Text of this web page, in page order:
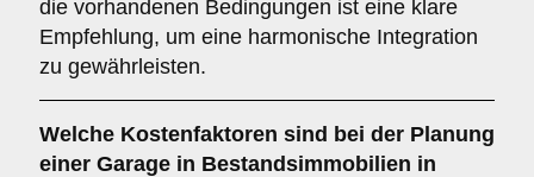
die vorhandenen Bedingungen ist eine klare
Empfehlung, um eine harmonische Integration
zu gewährleisten.
Welche Kostenfaktoren sind bei der Planung
einer Garage in Bestandsimmobilien in